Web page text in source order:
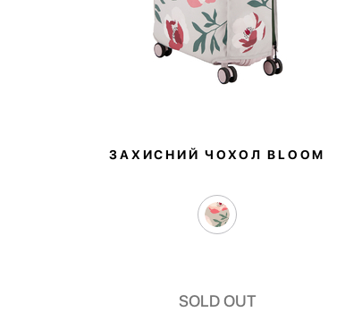
ЗАХИСНИЙ ЧОХОЛ BLOOM
SOLD OUT